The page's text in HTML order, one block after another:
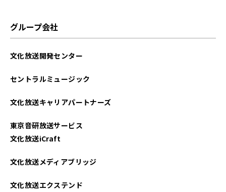
2021年07月
グループ会社
文化放送開発センター
セントラルミュージック
文化放送キャリアパートナーズ
東京音研放送サービス
文化放送iCraft
文化放送メディアブリッジ
文化放送エクステンド